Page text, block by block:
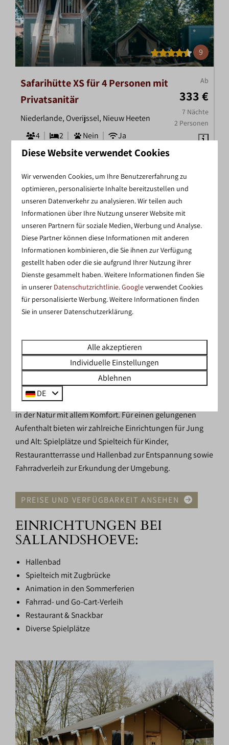
9
Ab
333 €
7 Nächte
2 Personen
Safarihütte XS für 4 Personen mit
Privatsanitär
Niederlande, Overijssel, Nieuw Heeten
4
2 Nein
Ja
Privates Sanitär
Luxus-Camping-Erlebnis
Ansehen
Mehr Ergebnisse (5)
LUXURIÖSE GLAMPING-
UNTERKÜNFTE
Niederlanden verbringen? Im Ferienpark Sallandshoeve
nahe Raalte finden Sie eine große Auswahl – von der
gemütlichen Safaricottage XS für zwei Personen bis zu
vollständig eingerichteten Safarizelten mit eigenen
Sanitäranlagen und Küche. Genießen Sie Glamping mitten
in der Natur mit allem Komfort. Für einen gelungenen
Aufenthalt bieten wir zahlreiche Einrichtungen für Jung
und Alt: Spielplätze und Spielteich für Kinder,
Restaurantterrasse und Hallenbad zur Entspannung sowie
Fahrradverleih zur Erkundung der Umgebung.
PREISE UND VERFÜGBARKEIT ANSEHEN
EINRICHTUNGEN BEI
SALLANDSHOEVE:
Hallenbad
Spielteich mit Zugbrücke
Animation in den Sommerferien
Fahrrad- und Go-Cart-Verleih
Restaurant & Snackbar
Diverse Spielplätze
Diese Website verwendet Cookies
Wir verwenden Cookies, um Ihre Benutzererfahrung zu
optimieren, personalisierte Inhalte bereitzustellen und
unseren Datenverkehr zu analysieren. Wir teilen auch
Informationen über Ihre Nutzung unserer Website mit
unseren Partnern für soziale Medien, Werbung und Analyse.
Diese Partner können diese Informationen mit anderen
Informationen kombinieren, die Sie ihnen zur Verfügung
gestellt haben oder die sie aufgrund Ihrer Nutzung ihrer
Dienste gesammelt haben. Weitere Informationen finden Sie
in unserer Datenschutzrichtlinie.Googleverwendet Cookies
für personalisierte Werbung. Weitere Informationen finden
Sie in unserer Datenschutzerklärung.
Alle akzeptieren
Individuelle Einstellungen
Ablehnen
DE